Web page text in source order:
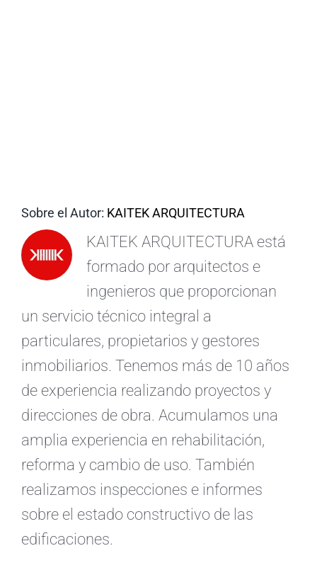
Sobre el Autor: KAITEK ARQUITECTURA
KAITEK ARQUITECTURA está
formado por arquitectos e
ingenieros que proporcionan
un servicio técnico integral a
particulares, propietarios y gestores
inmobiliarios. Tenemos más de 10 años
de experiencia realizando proyectos y
direcciones de obra. Acumulamos una
amplia experiencia en rehabilitación,
reforma y cambio de uso. También
realizamos inspecciones e informes
sobre el estado constructivo de las
edificaciones.